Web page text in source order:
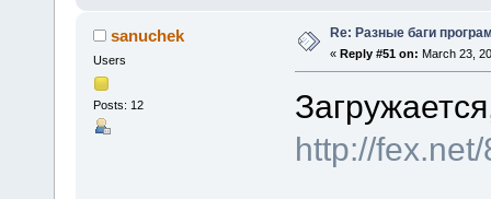
sanuchek
Users
Posts: 12
Re: Разные баги
« Reply #51 on: March 23,
http://